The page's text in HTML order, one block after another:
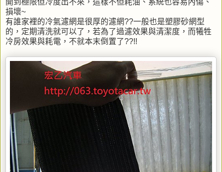
損壞~
有誰家裡的冷氣濾網是很厚的濾網??一般也是塑膠砂網型
的，定期清洗就可以了，若為了過濾效果與清潔度，而犧牲
冷房效果與耗電，不就本末倒置了??!!